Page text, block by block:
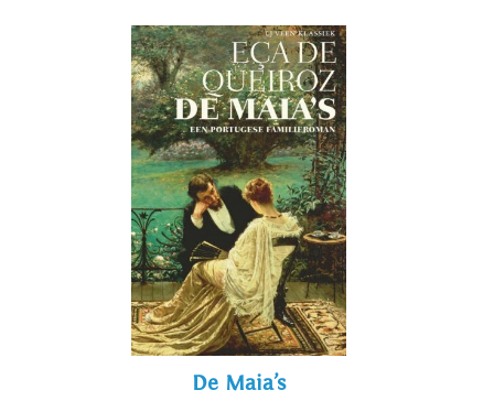
De Maia’s